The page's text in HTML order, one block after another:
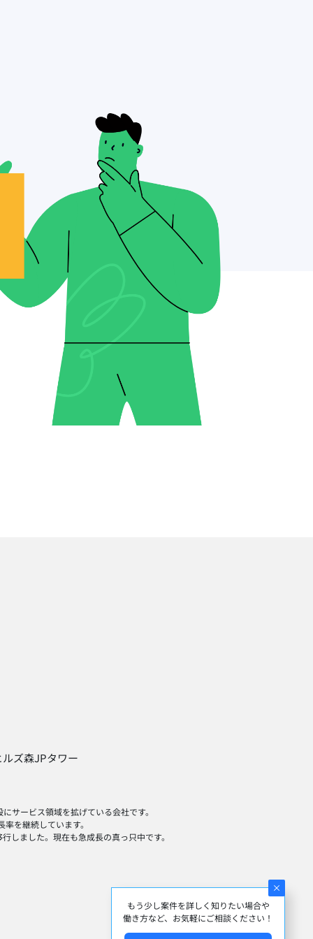
ズ森JPタワー
サービス領域を拡げている会社です。
を継続しています。
しました。現在も急成長の真っ只中です。
もう少し案件を詳しく知りたい場合や
働き方など、お気軽にご相談ください！